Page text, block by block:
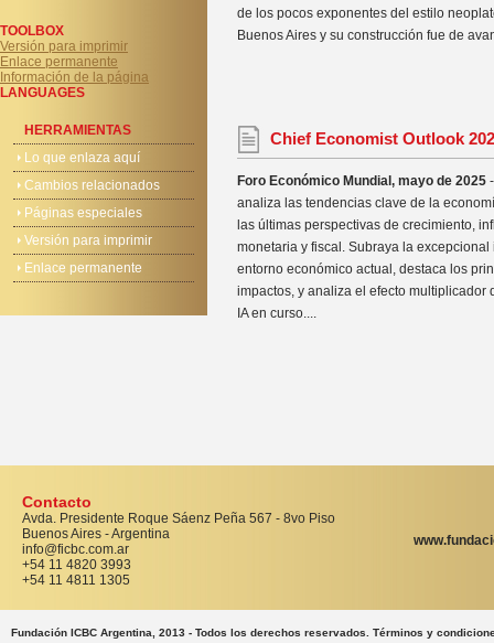
TOOLBOX
Versión para imprimir
Enlace permanente
Información de la página
LANGUAGES
HERRAMIENTAS
Lo que enlaza aquí
Cambios relacionados
Páginas especiales
Versión para imprimir
Enlace permanente
de los pocos exponentes del estilo
Buenos Aires y su construcción fue de
Chief Economist Outlook
Foro Económico Mundial, mayo de 2025
analiza las tendencias clave de la
las últimas perspectivas de crecimiento,
monetaria y fiscal. Subraya la
entorno económico actual, destaca los
impactos, y analiza el efecto multiplicador
IA en curso....
Contacto
Avda. Presidente Roque Sáenz Peña 567 - 8vo Piso
Buenos Aires - Argentina
info@ficbc.com.ar
+54 11 4820 3993
+54 11 4811 1305
Fundación ICBC Argentina, 2013 - Todos los derechos reservados. Términos y